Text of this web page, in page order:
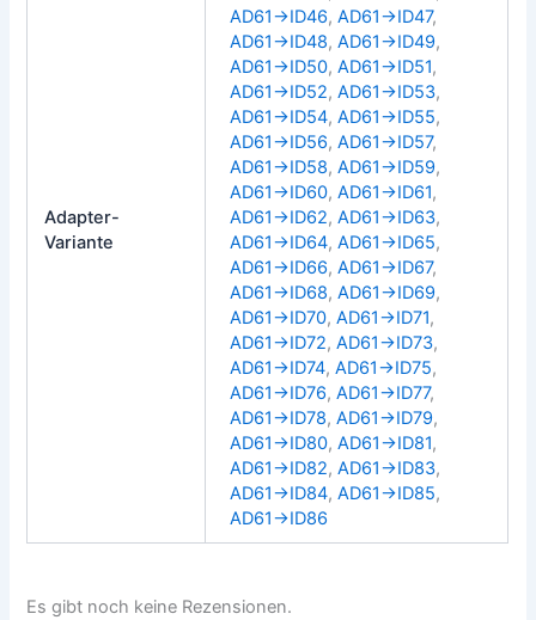
Adapter-
Variante
AD61→ID46, AD61→ID47,
AD61→ID48, AD61→ID49,
AD61→ID50, AD61→ID51,
AD61→ID52, AD61→ID53,
AD61→ID54, AD61→ID55,
AD61→ID56, AD61→ID57,
AD61→ID58, AD61→ID59,
AD61→ID60, AD61→ID61,
AD61→ID62, AD61→ID63,
AD61→ID64, AD61→ID65,
AD61→ID66, AD61→ID67,
AD61→ID68, AD61→ID69,
AD61→ID70, AD61→ID71,
AD61→ID72, AD61→ID73,
AD61→ID74, AD61→ID75,
AD61→ID76, AD61→ID77,
AD61→ID78, AD61→ID79,
AD61→ID80, AD61→ID81,
AD61→ID82, AD61→ID83,
AD61→ID84, AD61→ID85,
AD61→ID86
Es gibt noch keine Rezensionen.